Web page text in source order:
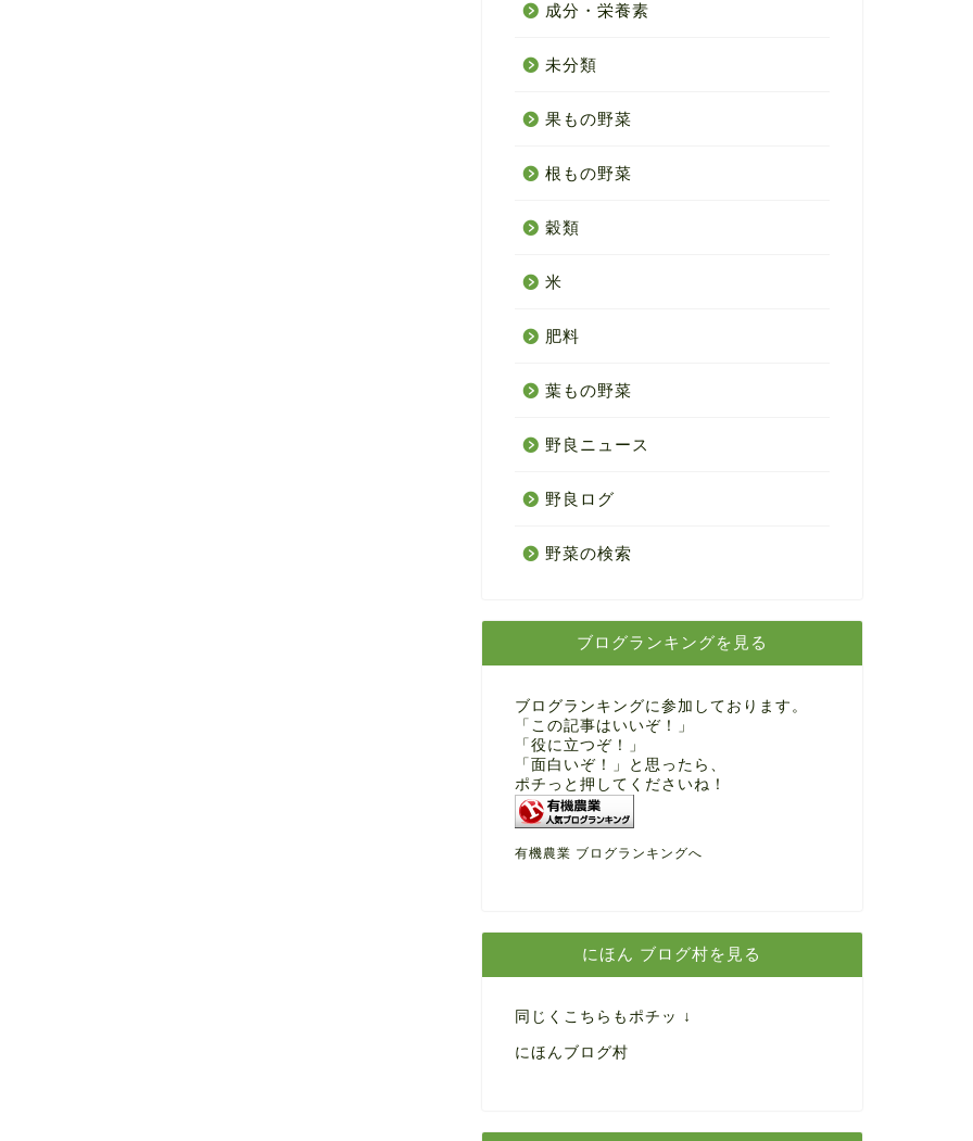
成分・栄養素
未分類
果もの野菜
根もの野菜
穀類
米
肥料
葉もの野菜
野良ニュース
野良ログ
野菜の検索
ブログランキングを見る
ブログランキングに参加しております。
「この記事はいいぞ！」
「役に立つぞ！」
「面白いぞ！」と思ったら、
ポチっと押してくださいね！
有機農業 ブログランキングへ
にほん ブログ村を見る
同じくこちらもポチッ ↓
にほんブログ村